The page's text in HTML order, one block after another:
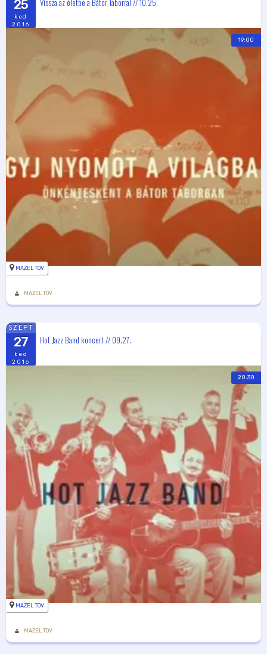
25
ked
2016
19:00
MAZEL TOV
MAZEL TOV
SZEPT
27
ked
2016
Hot Jazz Band koncert // 09.27.
20:30
MAZEL TOV
MAZEL TOV